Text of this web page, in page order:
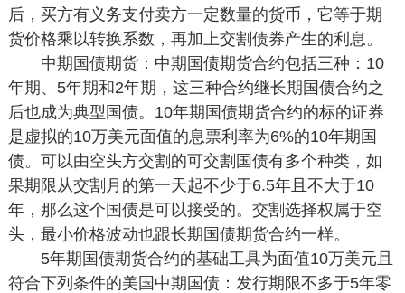
后，买方有义务支付卖方一定数量的货币，它等于期
货价格乘以转换系数，再加上交割债券产生的利息。
中期国债期货：中期国债期货合约包括三种：10
年期、5年期和2年期，这三种合约继长期国债合约之
后也成为典型国债。10年期国债期货合约的标的证券
是虚拟的10万美元面值的息票利率为6%的10年期国
债。可以由空头方交割的可交割国债有多个种类，如
果期限从交割月的第一天起不少于6.5年且不大于10
年，那么这个国债是可以接受的。交割选择权属于空
头，最小价格波动也跟长期国债期货合约一样。
5年期国债期货合约的基础工具为面值10万美元且
符合下列条件的美国中期国债：发行期限不多于5年零